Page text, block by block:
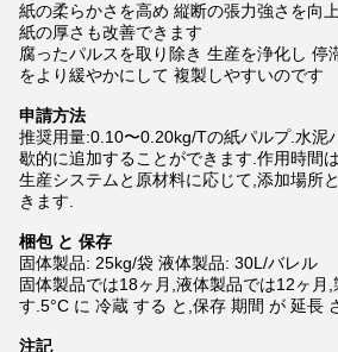
紙の柔らかさを高め 縦断の張力強さを向
紙の厚さも改善できます
腐ったパルスを取り除き 生産を浄化し 停
をより緩やかにして 複製しやすいのです
申請方法
推奨用量:0.10〜0.20kg/Tの紙パルプ.水泥
歇的に追加することができます.作用時間
生産システムと原材料に応じて,添加場所
きます.
梱包 と 保存
固体製品: 25kg/袋 液体製品: 30L/バレル
固体製品では18ヶ月,液体製品では12ヶ月,
す.5°C に 冷蔵 する と,保存 期間 が 延長
注記